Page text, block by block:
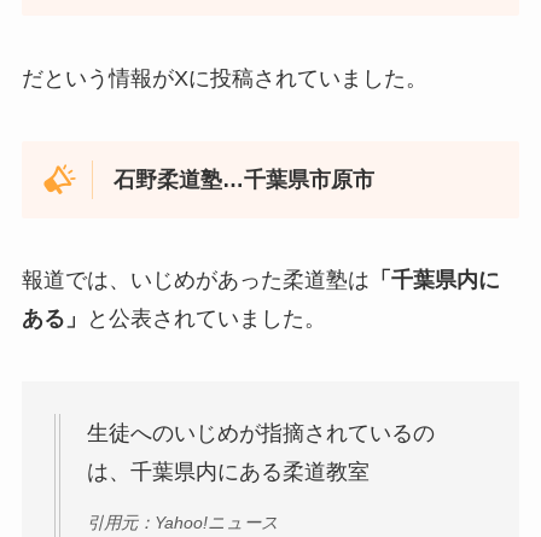
だという情報がXに投稿されていました。
石野柔道塾…千葉県市原市
報道では、いじめがあった柔道塾は 「千葉県内に
ある」
と公表されていました。
生徒へのいじめが指摘されているの
は、千葉県内にある柔道教室
引用元：Yahoo!ニュース